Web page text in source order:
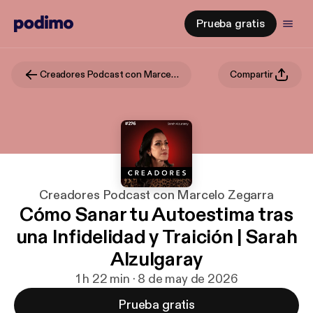
Prueba gratis
Creadores Podcast con Marcelo Zegarra Compartir
Creadores Podcast con Marcelo Zegarra
Cómo Sanar tu Autoestima tras
una Infidelidad y Traición | Sarah
Alzulgaray
1 h 22 min · 8 de may de 2026
Prueba gratis